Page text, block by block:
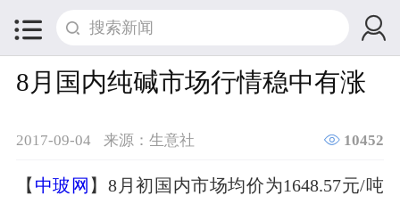
 
8月国内纯碱市场行情稳中有涨
2017-09-04 来源：生意社  10452
【 中玻网 】8月初国内市场均价为1648.57元/吨